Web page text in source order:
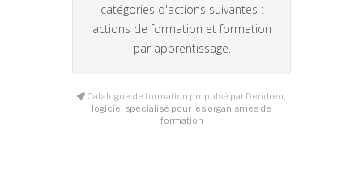
catégories d'actions suivantes :
actions de formation et formation
par apprentissage.
Catalogue de formation propulsé par Dendreo,
logiciel spécialisé pour les organismes de
formation